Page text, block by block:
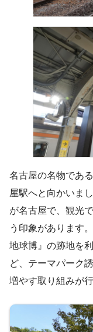
名古屋の名物であ
屋駅へと向かいま
が名古屋で、観光
う印象があります
地球博』の跡地を
ど、テーマパーク
増やす取り組みが